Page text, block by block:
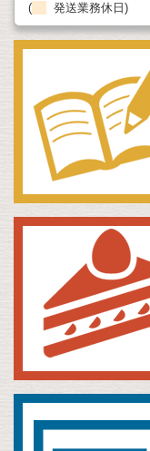
(
発送業務休日)